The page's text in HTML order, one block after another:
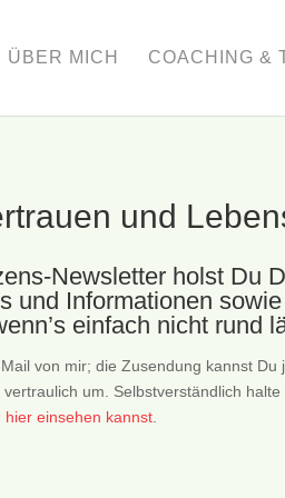
ÜBER MICH COACHING &
und
Newsletter holst Du
und Informationen
einfach nicht rund
von mir; die Zusendung kannst Du
um. Selbstverständlich halte
hier einsehen kannst